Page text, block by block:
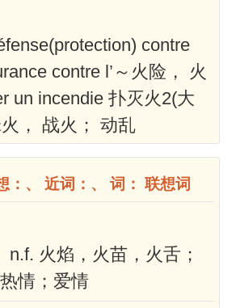
contre
contre l’～火险， 火
un incendie 扑灭火2(大
， 战火； 动乱
：、 近词：、 词： 联想词
火焰，火苗，火舌；
情；爱情